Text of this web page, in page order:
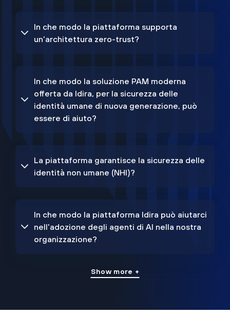
In che modo la piattaforma supporta
un'architettura zero-trust?
In che modo la soluzione PAM moderna
offerta da Idira, per la sicurezza delle
identità umane di nuova generazione, può
essere di aiuto?
La piattaforma garantisce la sicurezza delle
identità non umane (NHI)?
In che modo la piattaforma Idira può aiutarci
nell'adozione degli agenti di AI nella nostra
organizzazione?
Show more +